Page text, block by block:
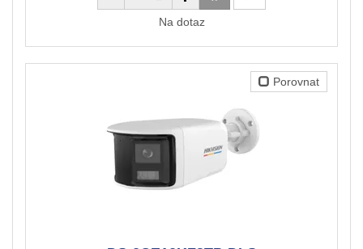
Na dotaz
Porovnat